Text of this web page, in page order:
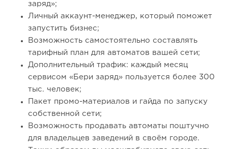
заряд»;
Личный аккаунт-менеджер, который поможет
запустить бизнес;
Возможность самостоятельно составлять
тарифный план для автоматов вашей сети;
Дополнительный трафик: каждый месяц
сервисом «Бери заряд» пользуется более 300
тыс. человек;
Пакет промо-материалов и гайда по запуску
собственной сети;
Возможность продавать автоматы поштучно
для владельцев заведений в своём городе.